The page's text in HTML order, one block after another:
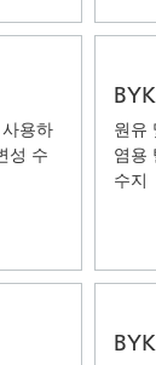
용하
성 수
원유
염용
수지